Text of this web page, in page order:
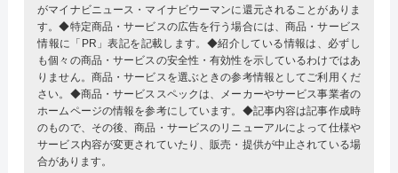
がマイナビニュース・マイナビウーマンに還元されることがありま
す。◆特定商品・サービスの広告を行う場合には、商品・サービス
情報に「PR」表記を記載します。◆紹介している情報は、必ずし
も個々の商品・サービスの安全性・有効性を示しているわけではあ
りません。商品・サービスを選ぶときの参考情報としてご利用くだ
さい。◆商品・サービススペックは、メーカーやサービス事業者の
ホームページの情報を参考にしています。◆記事内容は記事作成時
のもので、その後、商品・サービスのリニューアルによって仕様や
サービス内容が変更されていたり、販売・提供が中止されている場
合があります。